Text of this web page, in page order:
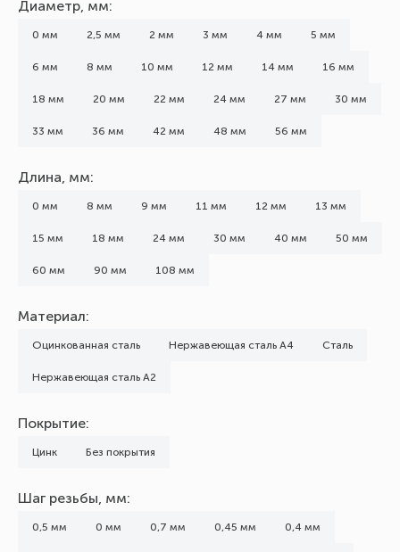
Диаметр, мм:
0 мм 2,5 мм 2 мм 3 мм 4 мм 5 мм
6 мм 8 мм 10 мм 12 мм 14 мм 16 мм
18 мм 20 мм 22 мм 24 мм 27 мм 30 мм
33 мм 36 мм 42 мм 48 мм 56 мм
Длина, мм:
0 мм 8 мм 9 мм 11 мм 12 мм 13 мм
15 мм 18 мм 24 мм 30 мм 40 мм 50 мм
60 мм 90 мм 108 мм
Материал:
Оцинкованная сталь Нержавеющая сталь А4 Сталь
Нержавеющая сталь А2
Покрытие:
Цинк Без покрытия
Шаг резьбы, мм:
0,5 мм 0 мм 0,7 мм 0,45 мм 0,4 мм